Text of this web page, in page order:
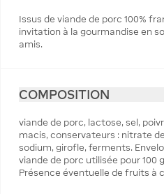
Issus de viande de porc 100%
invitation à la gourmandise en
amis.
COMPOSITION
viande de porc, lactose, sel,
macis, conservateurs : nitrate
sodium, girofle, ferments.
viande de porc utilisée pour 100
Présence éventuelle de fruits à